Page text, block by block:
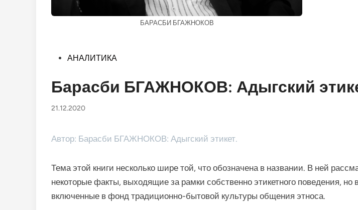
БАРАСБИ БГАЖНОКОВ
Опубликовано
АНАЛИТИКА
Барасби БГАЖНОКОВ: Адыгский
21.12.2020
Автор: Барасби БГАЖНОКОВ: Адыгский этикет.
Тема этой книги несколько шире той, что обозна­чена в названии. В ней
некоторые факты, выходящие за рамки собственно этикетного поведения, но
включенные в фонд тра­диционно-бытовой культуры общения этноса.